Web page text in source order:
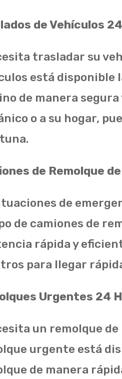
de Vehículos
trasladar su
está disponible
de manera
o a su hogar,
de Remolque
de
de camiones de
rápida y
para llegar
Urgentes 24
un remolque
urgente está
de manera